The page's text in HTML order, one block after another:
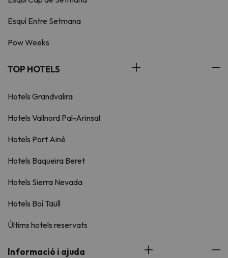
Esquí Entre Setmana
Pow Weeks
TOP HOTELS
Hotels Grandvalira
Hotels Vallnord Pal-Arinsal
Hotels Port Ainé
Hotels Baqueira Beret
Hotels Sierra Nevada
Hotels Boí Taüll
Últims hotels reservats
Informació i ajuda